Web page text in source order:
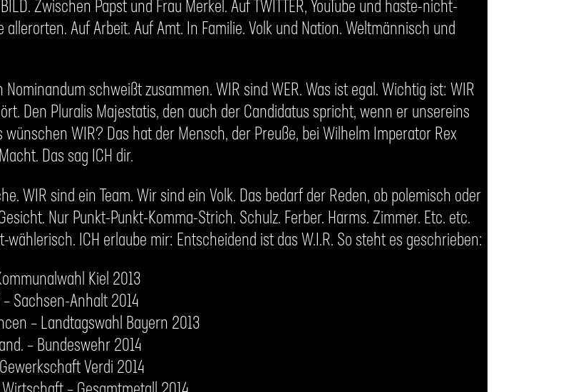
Zwischen Papst und Frau Merkel. Auf TWITTER, YouTube und haste-nicht-
allerorten. Auf Arbeit. Auf Amt. In Familie. Volk und Nation. Weltmännisch und
Nominandum schweißt zusammen. WIR sind WER. Was ist egal. Wichtig ist: WIR
Den Pluralis Majestatis, den auch der Candidatus spricht, wenn er unsereins
wünschen WIR? Das hat der Mensch, der Preuße, bei Wilhelm Imperator Rex
Das sag ICH dir.
WIR sind ein Team. Wir sind ein Volk. Das bedarf der Reden, ob polemisch oder
Nur Punkt-Punkt-Komma-Strich. Schulz. Ferber. Harms. Zimmer. Etc. etc.
wählerisch. ICH erlaube mir: Entscheidend ist das W.I.R. So steht es geschrieben:
Kiel 2013
Sachsen-Anhalt 2014
– Landtagswahl Bayern 2013
– Bundeswehr 2014
Verdi 2014